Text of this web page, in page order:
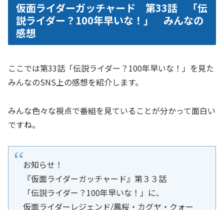
仮面ライダーガッチャード 第33話 「伝
説ライダー？100年早いな！」 みんなの
感想
ここでは第33話「伝説ライダー？100年早いな！」を見た
みんなのSNS上の感想を紹介します。
みんな色々な視点で番組を見ていることが分かって面白い
ですね。
お知らせ！
『仮面ライダーガッチャード』第３３話
「伝説ライダー？100年早いな！」に、
仮面ライダーレジェンド/鳳桜・カグヤ・クォー